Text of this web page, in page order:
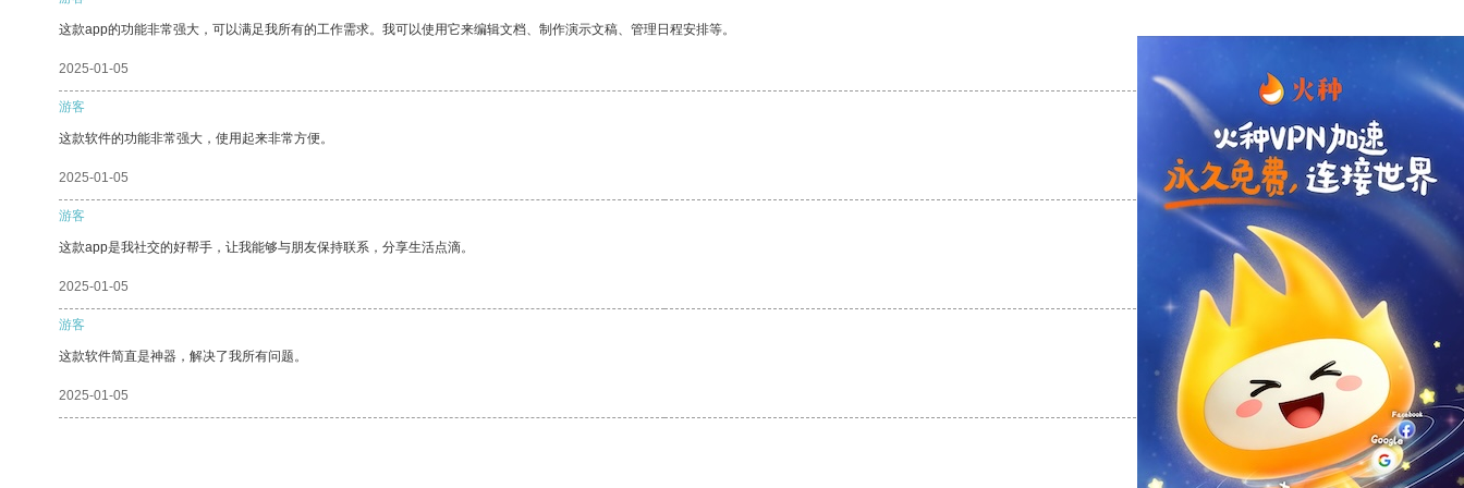
这款app的功能非常强大，可以满足我所有的工作需求。我可以使用它来编辑文档、制作演示文稿、管理日程安排等。
2025-01-05
游客
这款软件的功能非常强大，使用起来非常方便。
2025-01-05 支持 [0] 反对[0]
游客
这款app是我社交的好帮手，让我能够与朋友保持联系，分享生活点滴。
2025-01-05 支持[0] 反对
游客
这款软件简直是神器，解决了我所有问题。
2025-01-05 支持[0] 反对[0]